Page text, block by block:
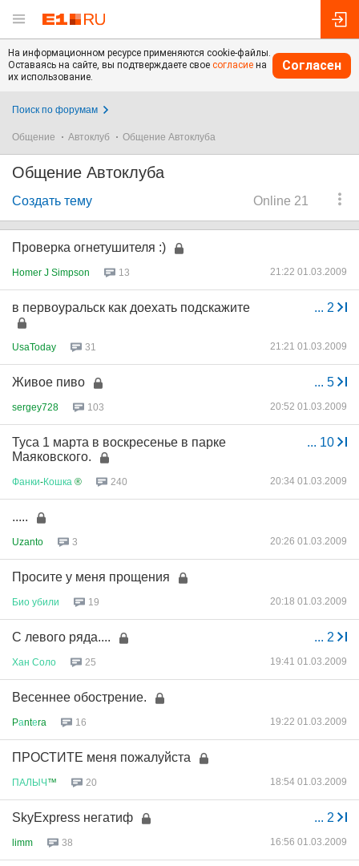
На информационном ресурсе применяются cookie-файлы.
Оставаясь на сайте, вы подтверждаете свое согласие на
их использование.
Согласен
Поиск по форумам
Общение Автоклуб Общение Автоклуба
Общение Автоклуба
Online 21
Создать тему
Проверка огнетушителя :)
Homer J Simpson 13 21:22 01.03.2009
... 2
в первоуральск как доехать подскажите
UsaToday 31 21:21 01.03.2009
... 5
Живое пиво
sergey728 103 20:52 01.03.2009
... 10
Туса 1 марта в воскресенье в парке
Маяковского.
Фанки-Кошка ® 240 20:34 01.03.2009
.....
Uzanto 3 20:26 01.03.2009
Просите у меня прощения
Био убили 19 20:18 01.03.2009
... 2
С левого ряда....
Хан Соло 25 19:41 01.03.2009
Весеннее обострение.
Pаntеra 16 19:22 01.03.2009
ПРОСТИТЕ меня пожалуйста
ПАЛЫЧ™ 20 18:54 01.03.2009
... 2
SkyExpress негатиф
limm 38 16:56 01.03.2009